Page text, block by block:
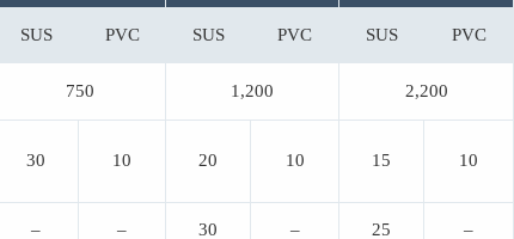
SUS PVC SUS PVC SUS PVC
750 1,200 2,200
30 10 20 10 15 10
– – 30 – 25 –